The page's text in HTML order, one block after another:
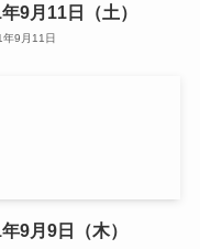
9月11日（土）
9月11日
9月9日（木）